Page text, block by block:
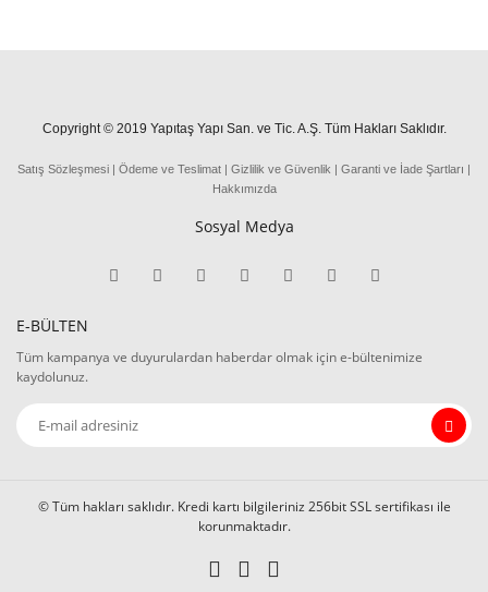
Copyright © 2019 Yapıtaş Yapı San. ve Tic. A.Ş. Tüm Hakları Saklıdır.
Satış Sözleşmesi | Ödeme ve Teslimat | Gizlilik ve Güvenlik | Garanti ve İade Şartları |
Hakkımızda
Sosyal Medya
E-BÜLTEN
Tüm kampanya ve duyurulardan haberdar olmak için e-bültenimize
kaydolunuz.
© Tüm hakları saklıdır. Kredi kartı bilgileriniz 256bit SSL sertifikası ile
korunmaktadır.